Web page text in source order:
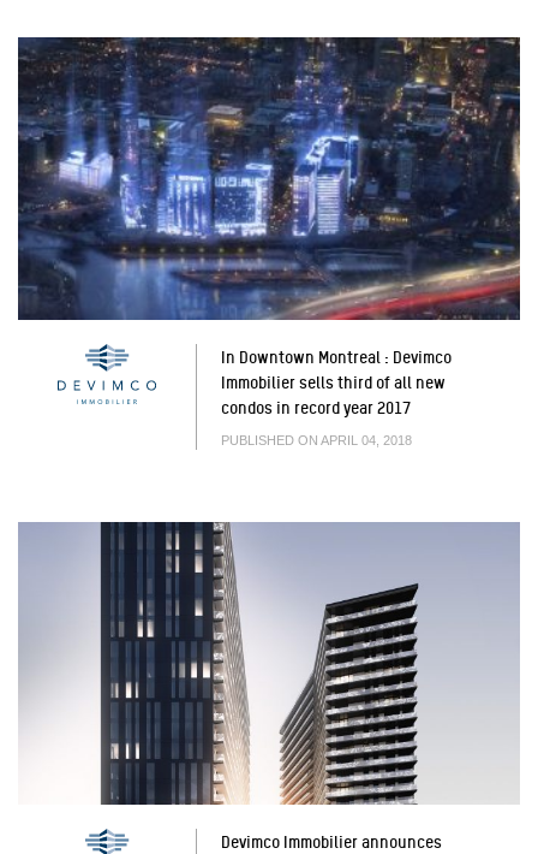
In Downtown Montreal : Devimco
Immobilier sells third of all new
condos in record year 2017
PUBLISHED ON APRIL 04, 2018
Devimco Immobilier announces